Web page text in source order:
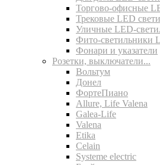
Торгово-офисные
Трековые LED
Уличные LED-
Фито-светильники
Фонари и указатели
Розетки, выключатели...
Вольтум
Донел
ФортеПиано
Allure, Life Valena
Galea-Life
Valena
Etika
Celain
Systeme electric